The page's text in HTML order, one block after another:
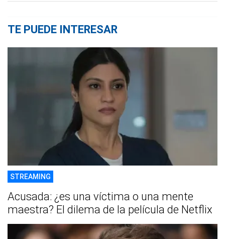
TE PUEDE INTERESAR
STREAMING
Acusada: ¿es una víctima o una mente
maestra? El dilema de la película de Netflix